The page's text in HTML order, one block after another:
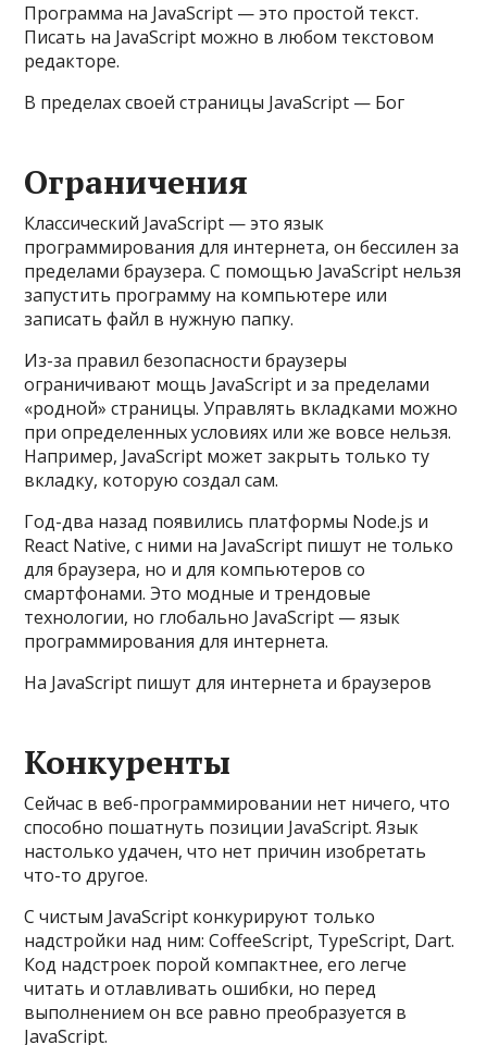
Программа на JavaScript — это простой текст.
Писать на JavaScript можно в любом текстовом
редакторе.
В пределах своей страницы JavaScript — Бог
Ограничения
Классический JavaScript — это язык
программирования для интернета, он бессилен за
пределами браузера. С помощью JavaScript нельзя
запустить программу на компьютере или
записать файл в нужную папку.
Из-за правил безопасности браузеры
ограничивают мощь JavaScript и за пределами
«родной» страницы. Управлять вкладками можно
при определенных условиях или же вовсе нельзя.
Например, JavaScript может закрыть только ту
вкладку, которую создал сам.
Год-два назад появились платформы Node.js и
React Native, с ними на JavaScript пишут не только
для браузера, но и для компьютеров со
смартфонами. Это модные и трендовые
технологии, но глобально JavaScript — язык
программирования для интернета.
На JavaScript пишут для интернета и браузеров
Конкуренты
Сейчас в веб-программировании нет ничего, что
способно пошатнуть позиции JavaScript. Язык
настолько удачен, что нет причин изобретать
что-то другое.
С чистым JavaScript конкурируют только
надстройки над ним: CoffeeScript, TypeScript, Dart.
Код надстроек порой компактнее, его легче
читать и отлавливать ошибки, но перед
выполнением он все равно преобразуется в
JavaScript.